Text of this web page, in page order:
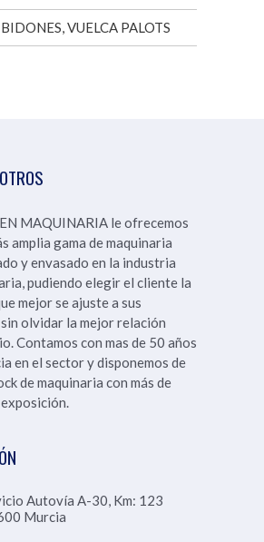
VUELCA PALOTS
MAQUINARIA le ofrecemos
amplia gama de maquinaria
y envasado en la industria
pudiendo elegir el cliente la
mejor se ajuste a sus
olvidar la mejor relación
Contamos con mas de 50 años
en el sector y disponemos de
de maquinaria con más de
Autovía A-30, Km: 123
Murcia